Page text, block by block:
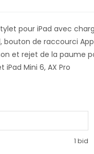
pour iPad avec
bouton de raccourci
et rejet de la paume
iPad Mini 6, AX Pro
1 bid